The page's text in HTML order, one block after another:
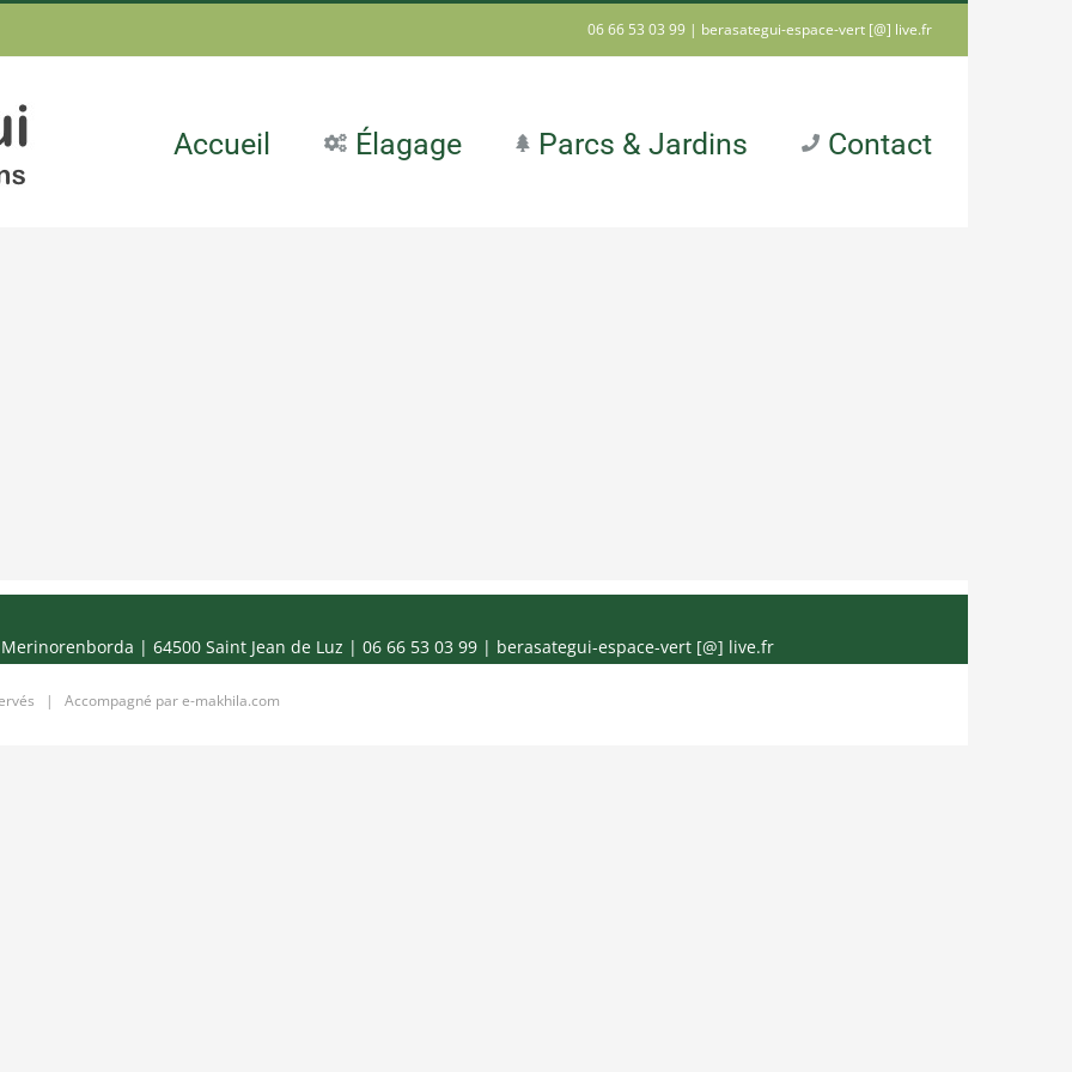
06 66 53 03 99 | berasategui-espace-vert [@] live.fr
Accueil Élagage Parcs & Jardins Contact
| 64500 Saint Jean de Luz | 06 66 53 03 99 | berasategui-espace-vert [@] live.fr
| Accompagné pare-makhila.com